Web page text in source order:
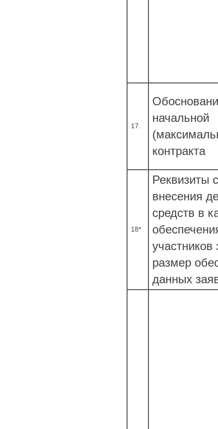
17.
начальной
контракта
18*
Реквизиты
внесения
средств в
участников
размер
данных